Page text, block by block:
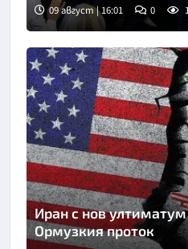
09 август | 16:01 0
Иран с нов
Ормузкия проток